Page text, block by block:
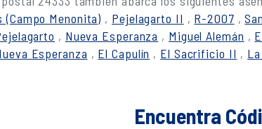
(Campo Menonita) , Pejelagarto II , R-2007 ,
, Nueva Esperanza , Miguel Alemán ,
Esperanza , El Capulín , El Sacrificio II ,
Encuentra